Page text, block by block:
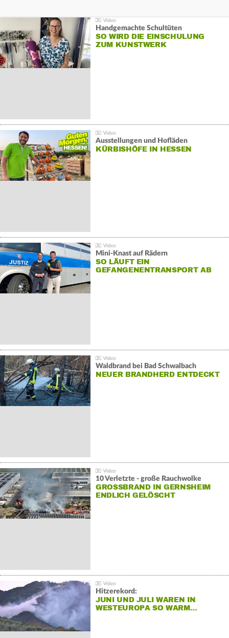
Handgemachte Schultüten
SO WIRD DIE EINSCHULUNG
ZUM KUNSTWERK
Ausstellungen und Hofläden
KÜRBISHÖFE IN HESSEN
Mini-Knast auf Rädern
SO LÄUFT EIN
GEFANGENENTRANSPORT AB
Waldbrand bei Bad Schwalbach
NEUER BRANDHERD ENTDECKT
10 Verletzte - große Rauchwolke
GROSSBRAND IN GERNSHEIM E
NDLICH GELÖSCHT
Hitzerekord:
JUNI UND JULI WAREN IN
WESTEUROPA SO WARM…